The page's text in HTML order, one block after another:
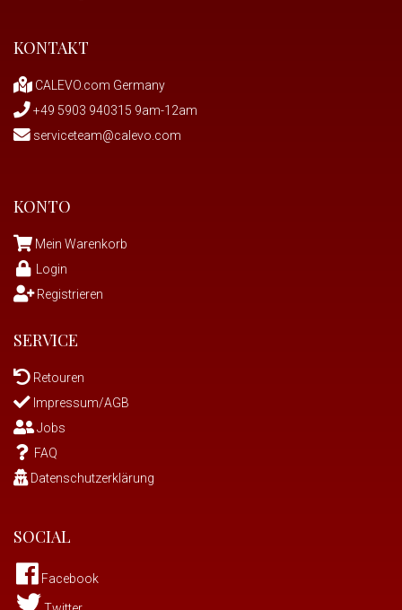
KONTAKT
CALEVO.com Germany
+49 5903 940315 9am-12am
serviceteam@calevo.com
KONTO
Mein Warenkorb
Login
Registrieren
SERVICE
Retouren
Impressum/AGB
Jobs
FAQ
Datenschutzerklärung
SOCIAL
Facebook